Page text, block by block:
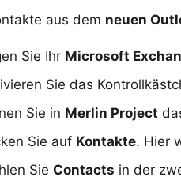
aus dem neuen
Sie Ihr Microsoft
Sie das
Sie in Merlin Project
Sie auf Kontakte. Hier
Sie Contacts in der